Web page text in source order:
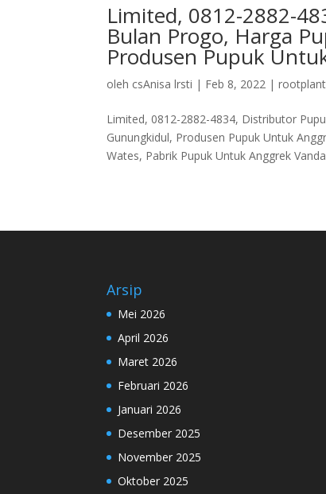
Limited, 0812-2882-
Bulan Progo, Harga
Produsen Pupuk
oleh csAnisa lrsti | Feb 8, 2022 |
Limited, 0812-2882-4834, Distributor
Gunungkidul, Produsen Pupuk Untuk
Wates, Pabrik Pupuk Untuk Anggrek
Arsip
Mei 2026
April 2026
Maret 2026
Februari 2026
Januari 2026
Desember 2025
November 2025
Oktober 2025